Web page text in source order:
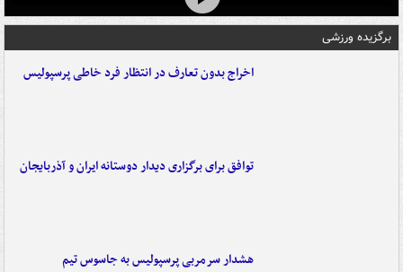
برگزیده ورزشی
اخراج بدون تعارف در انتظار فرد خاطی پرسپولیس
توافق برای برگزاری دیدار دوستانه ایران و آذربایجان
هشدار سرمربی پرسپولیس به جاسوس تیم